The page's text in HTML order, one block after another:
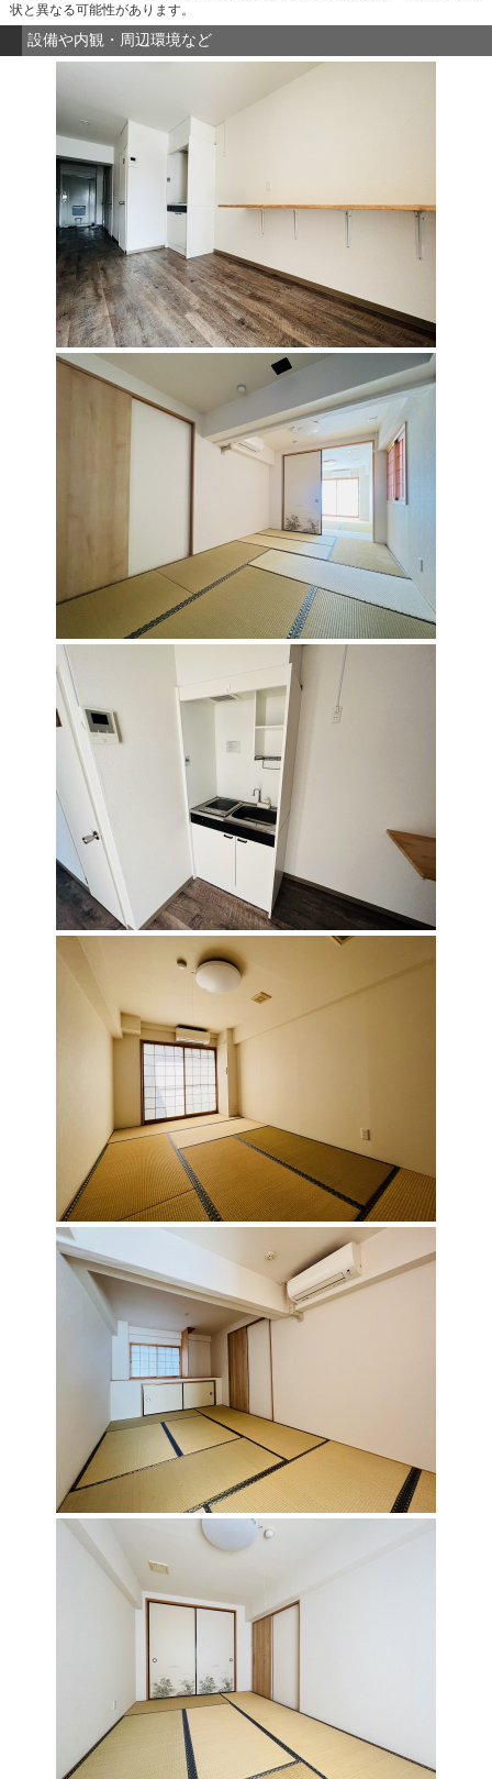
状と異なる可能性があります。
設備や内観・周辺環境など